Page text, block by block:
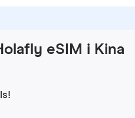
eSIM i Kina